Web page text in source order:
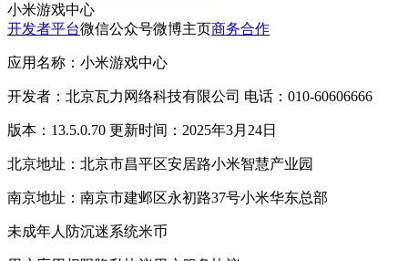
小米游戏中心
开发者平台微信公众号微博主页商务合作
应用名称：小米游戏中心
开发者：北京瓦力网络科技有限公司 电话：010-60606666
版本：13.5.0.70 更新时间：2025年3月24日
北京地址：北京市昌平区安居路小米智慧产业园
南京地址：南京市建邺区永初路37号小米华东总部
未成年人防沉迷系统米币